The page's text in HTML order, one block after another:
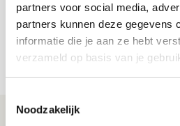
partners voor social media,
partners kunnen deze gegevens
informatie die je aan ze hebt
verzameld op basis van je
Noodzakelijk
Trotse Klaassen:
voor mijn club is heel
06 AUGUSTUS 2026 - 23:43
Ajax zet Shelbourne